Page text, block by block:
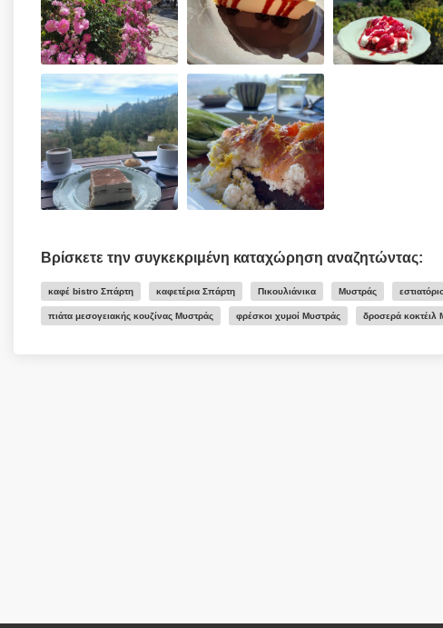
Βρίσκετε την συγκεκριμένη καταχώρηση αναζητώντας:
καφέ bistro Σπάρτη καφετέρια Σπάρτη Πικουλιάνικα Μυστράς
πιάτα μεσογειακής κουζίνας Μυστράς φρέσκοι χυμοί Μυστράς δροσερά κοκτέιλ